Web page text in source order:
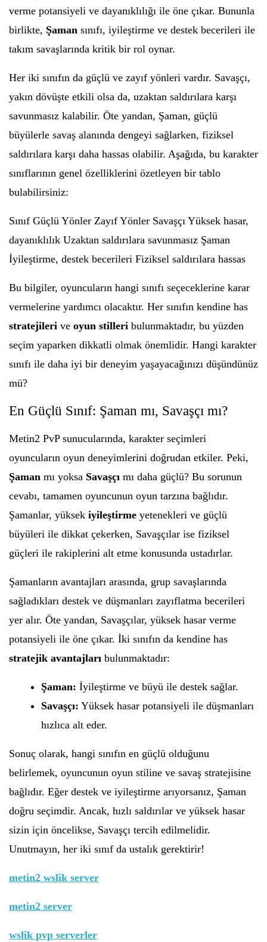
verme potansiyeli ve dayanıklılığı ile öne çıkar. Bununla
birlikte, Şaman sınıfı, iyileştirme ve destek becerileri ile
takım savaşlarında kritik bir rol oynar.
Her iki sınıfın da güçlü ve zayıf yönleri vardır. Savaşçı,
yakın dövüşte etkili olsa da, uzaktan saldırılara karşı
savunmasız kalabilir. Öte yandan, Şaman, güçlü
büyülerle savaş alanında dengeyi sağlarken, fiziksel
saldırılara karşı daha hassas olabilir. Aşağıda, bu karakter
sınıflarının genel özelliklerini özetleyen bir tablo
bulabilirsiniz:
Sınıf Güçlü Yönler Zayıf Yönler Savaşçı Yüksek hasar,
dayanıklılık Uzaktan saldırılara savunmasız Şaman
İyileştirme, destek becerileri Fiziksel saldırılara hassas
Bu bilgiler, oyuncuların hangi sınıfı seçeceklerine karar
vermelerine yardımcı olacaktır. Her sınıfın kendine has
stratejileri ve oyun stilleri bulunmaktadır, bu yüzden
seçim yaparken dikkatli olmak önemlidir. Hangi karakter
sınıfı ile daha iyi bir deneyim yaşayacağınızı düşündünüz
mü?
En Güçlü Sınıf: Şaman mı, Savaşçı mı?
Metin2 PvP sunucularında, karakter seçimleri
oyuncuların oyun deneyimlerini doğrudan etkiler. Peki,
Şaman mı yoksa Savaşçı mı daha güçlü? Bu sorunun
cevabı, tamamen oyuncunun oyun tarzına bağlıdır.
Şamanlar, yüksek iyileştirme yetenekleri ve güçlü
büyüleri ile dikkat çekerken, Savaşçılar ise fiziksel
güçleri ile rakiplerini alt etme konusunda ustadırlar.
Şamanların avantajları arasında, grup savaşlarında
sağladıkları destek ve düşmanları zayıflatma becerileri
yer alır. Öte yandan, Savaşçılar, yüksek hasar verme
potansiyeli ile öne çıkar. İki sınıfın da kendine has
stratejik avantajları bulunmaktadır:
Şaman: İyileştirme ve büyü ile destek sağlar.
Savaşçı: Yüksek hasar potansiyeli ile düşmanları
hızlıca alt eder.
Sonuç olarak, hangi sınıfın en güçlü olduğunu
belirlemek, oyuncunun oyun stiline ve savaş stratejisine
bağlıdır. Eğer destek ve iyileştirme arıyorsanız, Şaman
doğru seçimdir. Ancak, hızlı saldırılar ve yüksek hasar
sizin için öncelikse, Savaşçı tercih edilmelidir.
Unutmayın, her iki sınıf da ustalık gerektirir!
metin2 wslik server
metin2 server
wslik pvp serverler